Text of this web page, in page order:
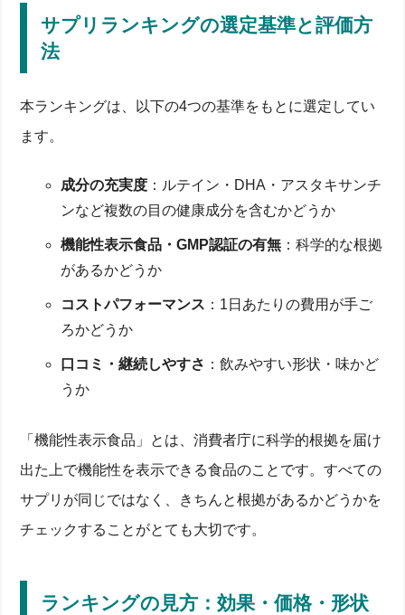
サプリランキングの選定基準と評価方
法
本ランキングは、以下の4つの基準をもとに選定してい
ます。
成分の充実度 ：ルテイン・DHA・アスタキサンチ
ンなど複数の目の健康成分を含むかどうか
機能性表示食品・GMP認証の有無 ：科学的な根拠
があるかどうか
コストパフォーマンス ：1日あたりの費用が手ご
ろかどうか
口コミ・継続しやすさ ：飲みやすい形状・味かど
うか
「機能性表示食品」とは、消費者庁に科学的根拠を届け
出た上で機能性を表示できる食品のことです。すべての
サプリが同じではなく、きちんと根拠があるかどうかを
チェックすることがとても大切です。
ランキングの見方：効果・価格・形状